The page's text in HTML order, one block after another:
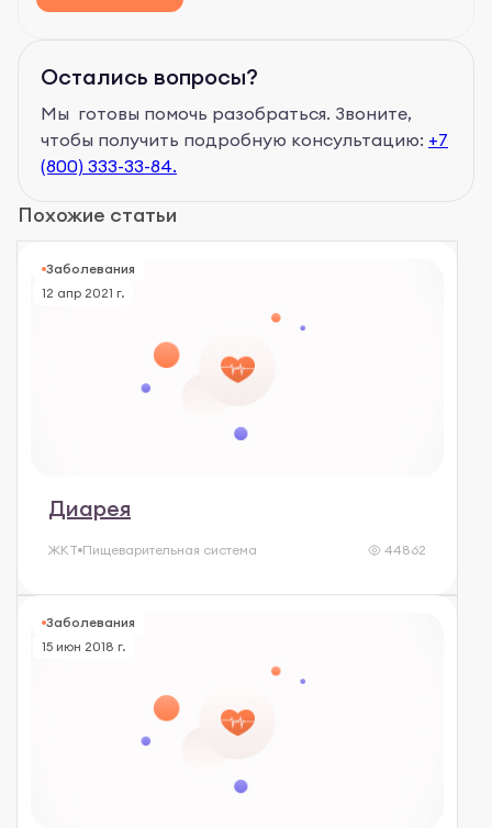
Остались вопросы?
Мы готовы помочь разобраться. Звоните,
чтобы получить подробную консультацию: +7
(800) 333-33-84.
Похожие статьи
Заболевания
12 апр 2021 г.
Диарея
ЖКТ Пищеварительная система 44862
Заболевания
15 июн 2018 г.